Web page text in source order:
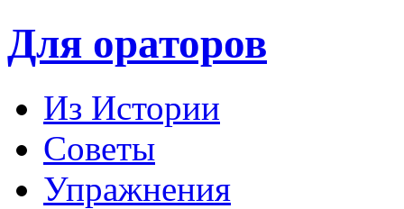
Для ораторов
Из Истории
Советы
Упражнения